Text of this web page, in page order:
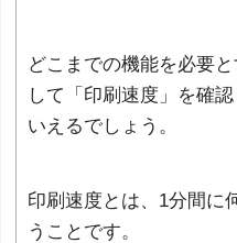
どこまでの機能を必要
して「印刷速度」を確
いえるでしょう。
印刷速度とは、1分間に
うことです。